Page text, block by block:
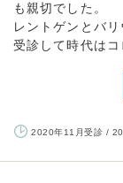
も親切でした。
レントゲンとバ
受診して時代はコ
2020年11月受診 /